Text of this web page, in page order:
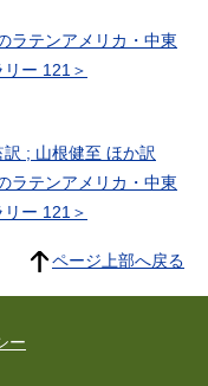
ラテンアメリカ・中東
ー 121＞
; 山根健至 ほか訳
ラテンアメリカ・中東
ー 121＞
ページ上部へ戻る
ー